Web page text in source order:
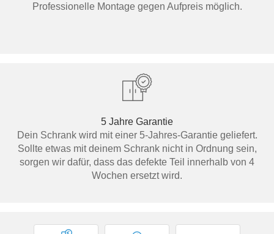
Professionelle Montage gegen Aufpreis möglich.
5 Jahre Garantie
Dein Schrank wird mit einer 5-Jahres-Garantie geliefert.
Sollte etwas mit deinem Schrank nicht in Ordnung sein,
sorgen wir dafür, dass das defekte Teil innerhalb von 4
Wochen ersetzt wird.